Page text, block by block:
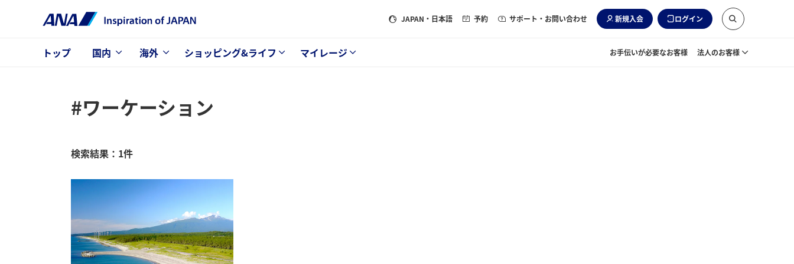
JAPAN ・日本語 予約 サポート・お問い合わせ 新規入会 ログイン
トップ 国内 海外 ショッピング&ライフ マイレージ お手伝いが必要なお客様 法人のお客様
#ワーケーション
検索結果：1件